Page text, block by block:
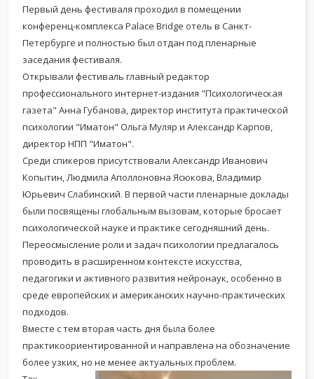
Первый день фестиваля проходил в помещении
конференц-комплекса Palace Bridge отель в Санкт-
Петербурге и полностью был отдан под пленарные
заседания фестиваля.
Открывали фестиваль главный редактор
профессионального интернет-издания "Психологическая
газета" Анна Губанова, директор института практической
психологии "Иматон" Ольга Муляр и Александр Карпов,
директор НПП "Иматон".
Среди спикеров присутствовали Александр Иванович
Копытин, Людмила Аполлоновна Ясюкова, Владимир
Юрьевич Слабинский. В первой части пленарные доклады
были посвящены глобальным вызовам, которые бросает
психологической науке и практике сегодняшний день.
Переосмысление роли и задач психологии предлагалось
проводить в расширенном контексте искусства,
педагогики и активного развития нейронаук, особенно в
среде европейских и американских научно-практических
подходов.
Вместе с тем вторая часть дня была более
практикоориентированной и направлена на обозначение
более узких, но не менее актуальных проблем.